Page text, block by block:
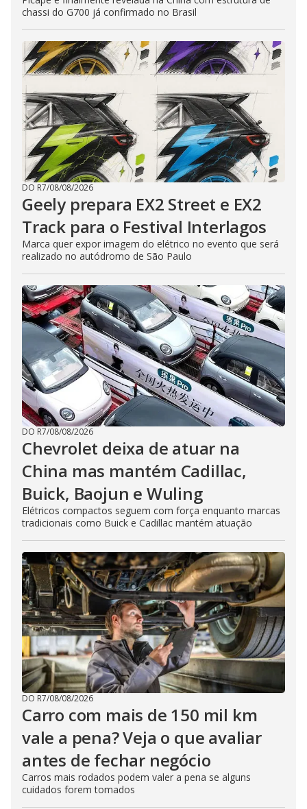
chassi do G700 já confirmado no Brasil
DO R7/08/08/2026
Geely prepara EX2 Street e EX2
Track para o Festival Interlagos
Marca quer expor imagem do elétrico no evento que será
realizado no autódromo de São Paulo
DO R7/08/08/2026
Chevrolet deixa de atuar na
China mas mantém Cadillac,
Buick, Baojun e Wuling
Elétricos compactos seguem com força enquanto marcas
tradicionais como Buick e Cadillac mantém atuação
DO R7/08/08/2026
Carro com mais de 150 mil km
vale a pena? Veja o que avaliar
antes de fechar negócio
Carros mais rodados podem valer a pena se alguns
cuidados forem tomados